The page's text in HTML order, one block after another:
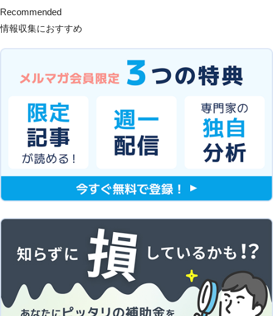
Recommended
情報収集におすすめ